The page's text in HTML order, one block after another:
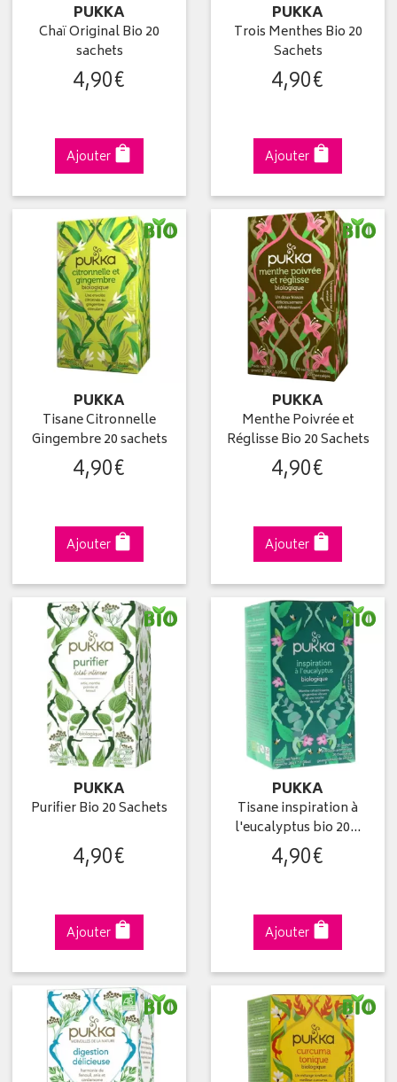
PUKKA
Chaï Original Bio 20
sachets
4,90€
Ajouter
PUKKA
Trois Menthes Bio 20
Sachets
4,90€
Ajouter
PUKKA
Tisane Citronnelle
Gingembre 20 sachets
4,90€
Ajouter
PUKKA
Menthe Poivrée et
Réglisse Bio 20 Sachets
4,90€
Ajouter
PUKKA
Purifier Bio 20 Sachets
4,90€
Ajouter
PUKKA
Tisane inspiration à
l'eucalyptus bio 20…
4,90€
Ajouter